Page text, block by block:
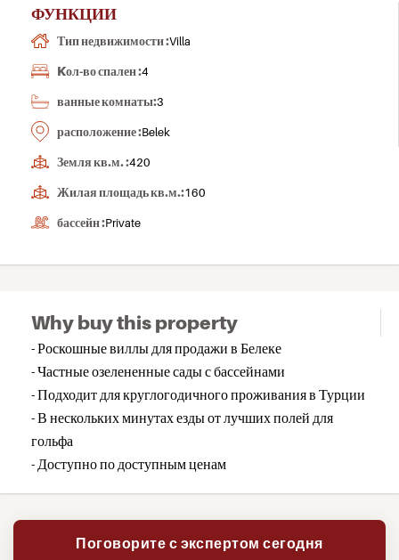
ФУНКЦИИ
Тип недвижимости :Villa
Kол-во спален :4
ванные комнаты:3
расположение :Belek
Земля кв.м. :420
Жилая площадь кв.м.:160
бассейн :Private
Why buy this property
- Роскошные виллы для продажи в Белеке
- Частные озелененные сады с бассейнами
- Подходит для круглогодичного проживания в Турции
- В нескольких минутах езды от лучших полей для
гольфа
- Доступно по доступным ценам
Поговорите с экспертом сегодня